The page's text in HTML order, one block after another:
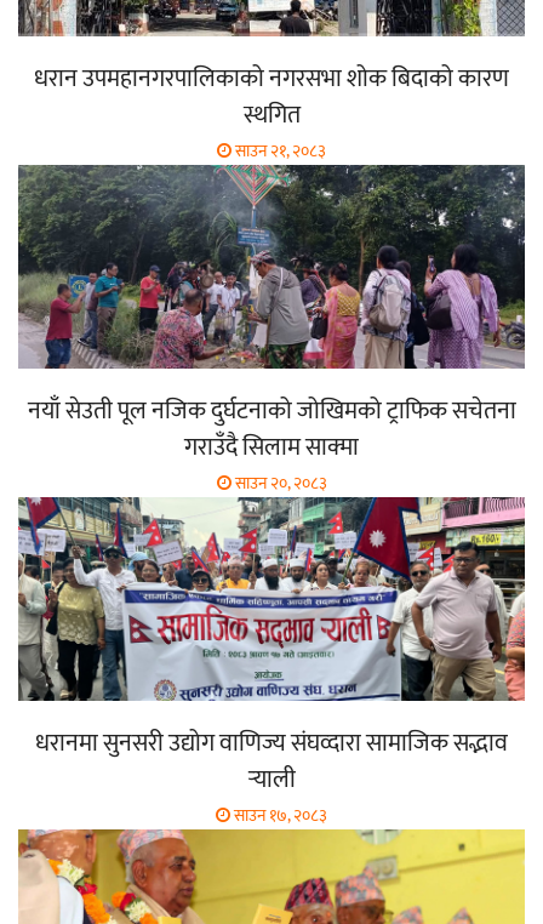
धरान उपमहानगरपालिकाको नगरसभा शोक बिदाको कारण
स्थगित
साउन २१, २०८३
नयाँ सेउती पूल नजिक दुर्घटनाको जोखिमको ट्राफिक सचेतना
गराउँदै सिलाम साक्मा
साउन २०, २०८३
धरानमा सुनसरी उद्योग वाणिज्य संघव्दारा सामाजिक सद्भाव
र्‍याली
साउन १७, २०८३